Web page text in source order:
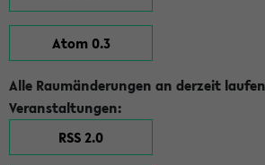
Atom 0.3
Alle Raumänderungen an derzeit
Veranstaltungen:
RSS 2.0